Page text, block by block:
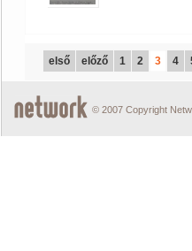
első előző 1 2 3 4
© 2007 Copyright